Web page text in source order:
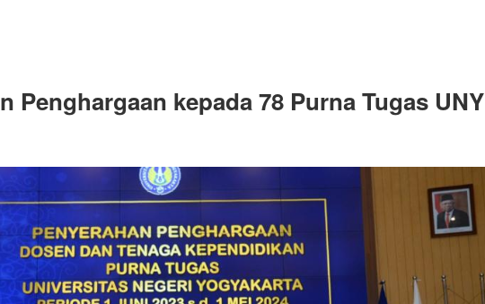
Penghargaan kepada 78 Purna Tugas UNY